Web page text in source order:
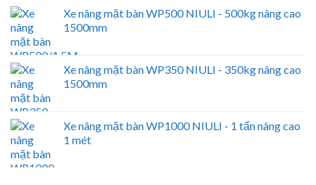
Xe nâng mặt bàn WP500 NIULI - 500kg nâng cao
1500mm
Xe nâng mặt bàn WP350 NIULI - 350kg nâng cao
1500mm
Xe nâng mặt bàn WP1000 NIULI - 1 tấn nâng cao
1 mét